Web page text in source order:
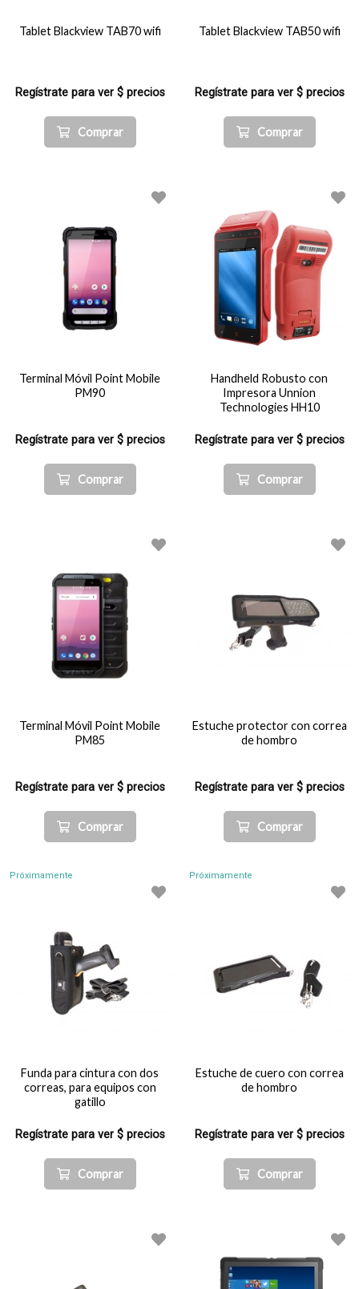
Tablet Blackview TAB70 wifi
Regístrate para ver $ precios
Comprar
Tablet Blackview TAB50 wifi
Regístrate para ver $ precios
Comprar
Terminal Móvil Point Mobile
PM90
Regístrate para ver $ precios
Comprar
Handheld Robusto con
Impresora Unnion
Technologies HH10
Regístrate para ver $ precios
Comprar
Terminal Móvil Point Mobile
PM85
Regístrate para ver $ precios
Comprar
Estuche protector con correa
de hombro
Regístrate para ver $ precios
Comprar
Próximamente
Funda para cintura con dos
correas, para equipos con
gatillo
Regístrate para ver $ precios
Comprar
Próximamente
Estuche de cuero con correa
de hombro
Regístrate para ver $ precios
Comprar